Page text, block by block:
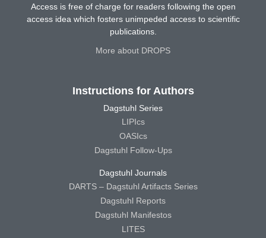
Access is free of charge for readers following the open
access idea which fosters unimpeded access to scientific
publications.
More about DROPS
Instructions for Authors
Dagstuhl Series
LIPIcs
OASIcs
Dagstuhl Follow-Ups
Dagstuhl Journals
DARTS – Dagstuhl Artifacts Series
Dagstuhl Reports
Dagstuhl Manifestos
LITES